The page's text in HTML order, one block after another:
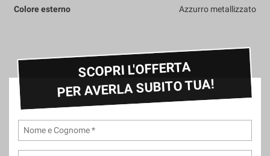
Colore esterno Azzurro metallizzato
SCOPRI L'OFFERTA
PER AVERLA SUBITO TUA!
alla
e
modificare
le
tue
qualsiasi
momento.